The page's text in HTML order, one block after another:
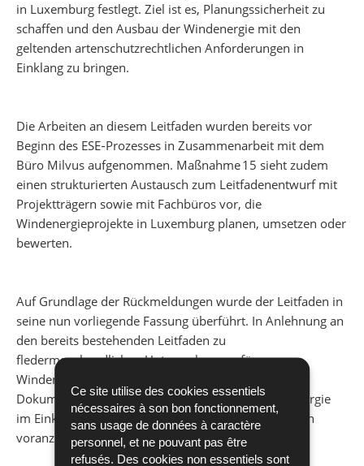
Ce site utilise des cookies essentiels
nécessaires à son bon fonctionnement,
sans usage de données à caractère
personnel, et ne pouvant pas être
refusés. Des cookies non essentiels sont
in Luxemburg festlegt. Ziel ist es, Planungssicherheit zu
schaffen und den Ausbau der Windenergie mit den
geltenden artenschutzrechtlichen Anforderungen in
Einklang zu bringen.
Die Arbeiten an diesem Leitfaden wurden bereits vor
Beginn des ESE‑Prozesses in Zusammenarbeit mit dem
Büro Milvus aufgenommen. Maßnahme 15 sieht zudem
einen strukturierten Austausch zum Leitfadenentwurf mit
Projektträgern sowie mit Fachbüros vor, die
Windenergieprojekte in Luxemburg planen, umsetzen oder
bewerten.
Auf Grundlage der Rückmeldungen wurde der Leitfaden in
seine nun vorliegende Fassung überführt. In Anlehnung an
den bereits bestehenden Leitfaden zu
fledermauskundlichen Untersuchungen für
Windenergieprojekte in Luxemburg soll auch dieses
Dokument dazu beitragen, den Ausbau der Windenergie
im Einklang mit den artenschutzrechtlichen Vorgaben
voranzubringen.